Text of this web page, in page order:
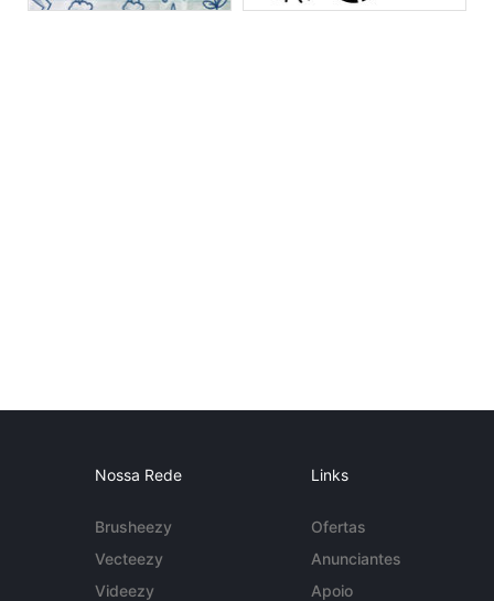
Nossa Rede
Brusheezy
Vecteezy
Videezy
Links
Ofertas
Anunciantes
Apoio